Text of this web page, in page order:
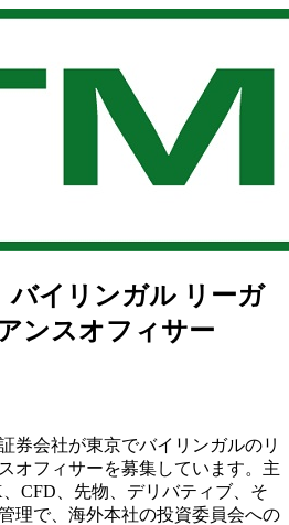
イリンガル リーガ
ンスオフィサー
券会社が東京でバイリンガルのリ
オフィサーを募集しています。主
CFD、先物、デリバティブ、そ
理で、海外本社の投資委員会への